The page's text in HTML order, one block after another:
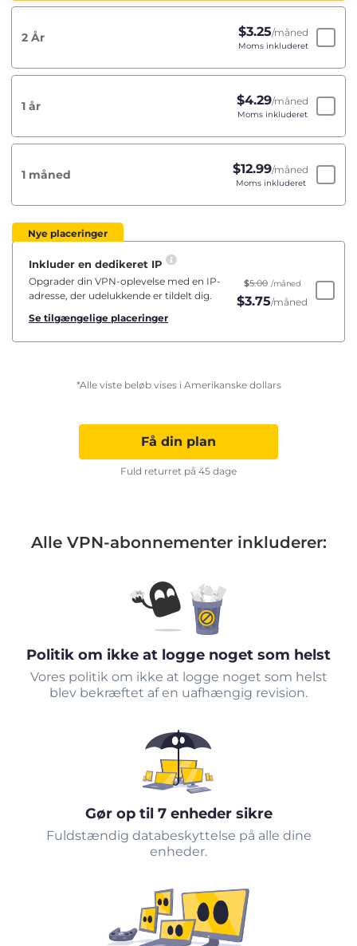
2 År $3.25/måned
Moms inkluderet
1 år $4.29/måned
Moms inkluderet
1 måned $12.99/måned
Moms inkluderet
Nye placeringer
Inkluder en dedikeret IP
Opgrader din VPN-oplevelse med en IP-
adresse, der udelukkende er tildelt dig.
Se tilgængelige placeringer
$5.00 /måned
$3.75/måned
*Alle viste beløb vises i Amerikanske dollars
Få din plan
Fuld returret på 45 dage
Alle VPN-abonnementer inkluderer:
Politik om ikke at logge noget som helst
Vores politik om ikke at logge noget som helst
blev bekræftet af en uafhængig revision.
Gør op til 7 enheder sikre
Fuldstændig databeskyttelse på alle dine
enheder.